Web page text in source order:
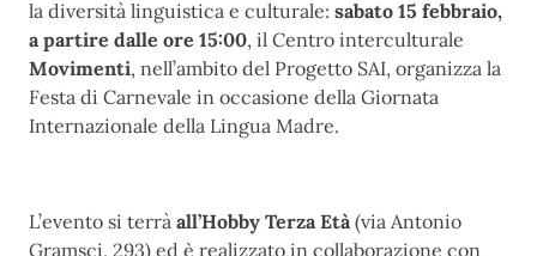
la diversità linguistica e culturale: sabato 15 febbraio,
a partire dalle ore 15:00, il Centro interculturale
Movimenti, nell’ambito del Progetto SAI, organizza la
Festa di Carnevale in occasione della Giornata
Internazionale della Lingua Madre.
L’evento si terrà all’Hobby Terza Età(via Antonio
Gramsci, 293) ed è realizzato in collaborazione con